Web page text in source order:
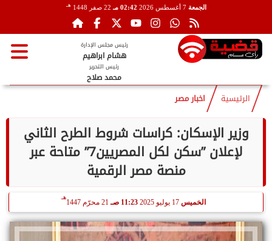
الجمعة 7 أغسطس 2026 02:42 مـ 22 صفر 1448 هـ
رئيس مجلس الإدارة
هشام ابراهيم
رئيس التحرير
محمد صلاح
الرئيسية اخبار مصر
وزير الإسكان: كراسات شروط الطرح الثاني
لإعلان ”سكن لكل المصريين7” متاحة عبر
منصة مصر الرقمية
الخميس 11:23 صـ 21 محرّم 1447
هـ